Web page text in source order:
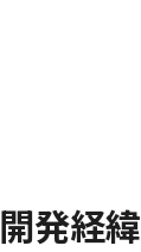
開発経緯